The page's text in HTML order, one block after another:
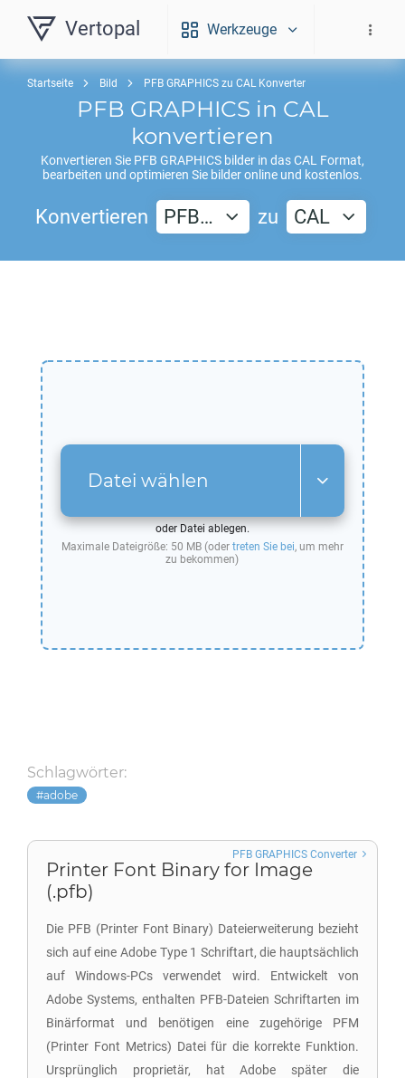
Vertopal Werkzeuge
Startseite Bild PFB GRAPHICS zu CAL Konverter
PFB GRAPHICS in CAL
konvertieren
Konvertieren Sie PFB GRAPHICS bilder in dasCAL Format,
bearbeiten und optimieren Sie bilder online und kostenlos.
Konvertieren PFB… zu CAL
Datei wählen
oder Datei ablegen.
Maximale Dateigröße: 50 MB (oder treten Sie bei, um mehr
zu bekommen)
Schlagwörter:
adobe
Printer Font Binary for Image
(.pfb)
Die PFB (Printer Font Binary) Dateierweiterung bezieht
sich auf eine Adobe Type 1 Schriftart, die hauptsächlich
auf Windows-PCs verwendet wird. Entwickelt von
Adobe Systems, enthalten PFB-Dateien Schriftarten im
Binärformat und benötigen eine zugehörige PFM
(Printer Font Metrics) Datei für die korrekte Funktion.
Ursprünglich proprietär, hat Adobe später die
PFB GRAPHICS Converter